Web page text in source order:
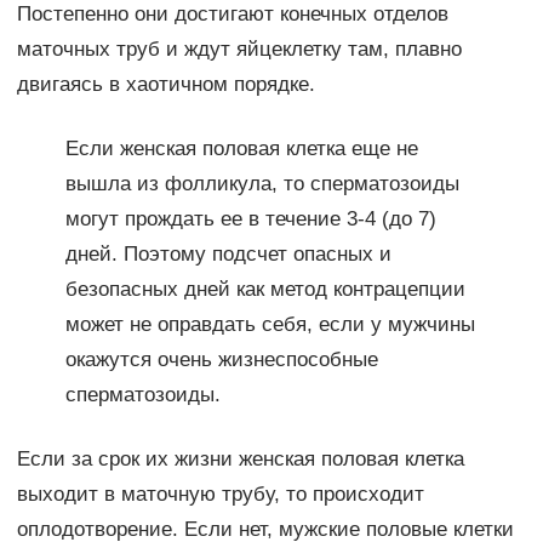
Постепенно они достигают конечных отделов
маточных труб и ждут яйцеклетку там, плавно
двигаясь в хаотичном порядке.
Если женская половая клетка еще не
вышла из фолликула, то сперматозоиды
могут прождать ее в течение 3-4 (до 7)
дней. Поэтому подсчет опасных и
безопасных дней как метод контрацепции
может не оправдать себя, если у мужчины
окажутся очень жизнеспособные
сперматозоиды.
Если за срок их жизни женская половая клетка
выходит в маточную трубу, то происходит
оплодотворение. Если нет, мужские половые клетки